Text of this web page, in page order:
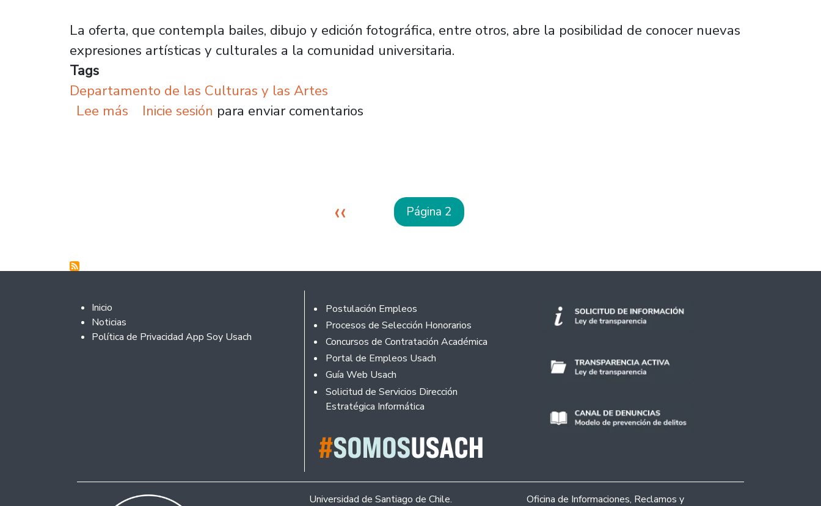
La oferta, que contempla bailes, dibujo y edición fotográfica, entre otros, abre la posibilidad de conocer nuevas
expresiones artísticas y culturales a la comunidad universitaria.
Tags
Departamento de las Culturas y las Artes
Lee más sobre Coreografías, creación de cuentos y fanzines dan inicio a las actividades de Artelibre 2023
Inicie sesión para enviar comentarios
Página anterior
‹‹ Página 2
Footer 2
Inicio
Noticias
Política de Privacidad App Soy Usach
Footer
Postulación Empleos
Procesos de Selección Honorarios
Concursos de Contratación Académica
Portal de Empleos Usach
Guía Web Usach
Solicitud de Servicios Dirección
Estratégica Informática
Universidad de Santiago de Chile. Oficina de Informaciones, Reclamos y